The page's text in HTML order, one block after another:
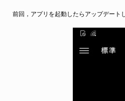
前回，アプリを起動したらアップデート